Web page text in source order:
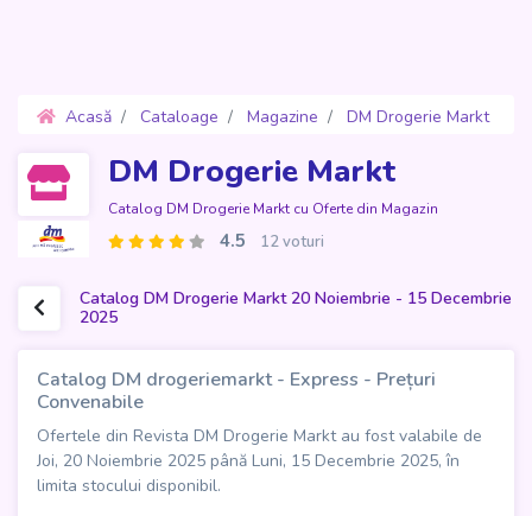
Acasă Cataloage Magazine
DM Drogerie Markt
DM Drogerie Markt
Catalog DM Drogerie Markt cu Oferte din Magazin
4.5 12 voturi
Catalog DM Drogerie Markt 20 Noiembrie - 15 Decembrie
2025
Catalog DM drogeriemarkt - Express - Prețuri
Convenabile
Ofertele din Revista DM Drogerie Markt au fost valabile de
Joi, 20 Noiembrie 2025 până Luni, 15 Decembrie 2025, în
limita stocului disponibil.